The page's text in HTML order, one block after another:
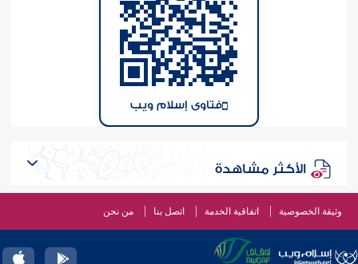
فتاوى إسلام ويب
الأكثر مشاهدة
وثيقة الخصوصية اتفاقية الخدمة اتصل بنا من نحن